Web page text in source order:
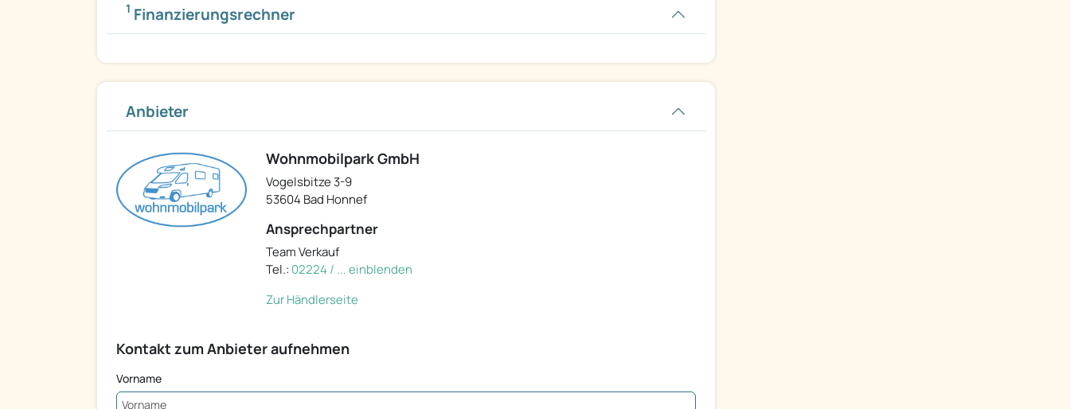
1 Finanzierungsrechner
Anbieter
Wohnmobilpark GmbH
Vogelsbitze 3-9
53604 Bad Honnef
Ansprechpartner
Team Verkauf
Tel.: 02224 / ... einblenden
Zur Händlerseite
Kontakt zum Anbieter aufnehmen
Vorname